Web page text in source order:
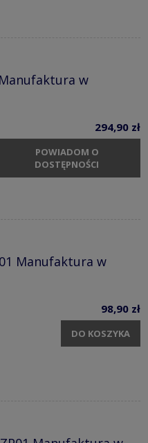
w
294,90 zł
POWIADOM O
DOSTĘPNOŚCI
Manufaktura w
98,90 zł
DO KOSZYKA